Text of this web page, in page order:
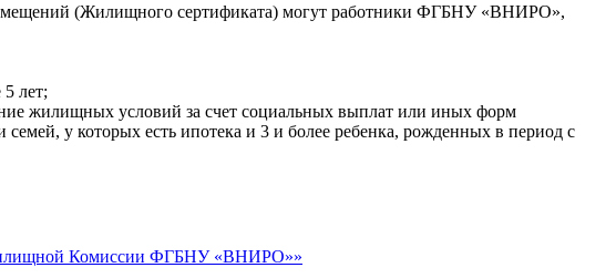
(Жилищного сертификата) могут работники ФГБНУ «ВНИРО»,
лет;
жилищных условий за счет социальных выплат или иных форм
у которых есть ипотека и 3 и более ребенка, рожденных в период с
Комиссии ФГБНУ «ВНИРО»»